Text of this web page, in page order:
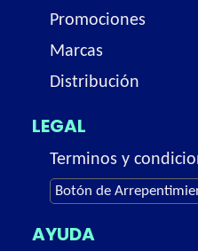
Promociones
Marcas
Distribución
LEGAL
Terminos y
Botón de
AYUDA